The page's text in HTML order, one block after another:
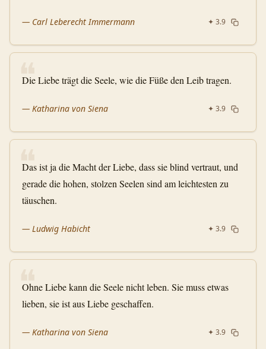
— Carl Leberecht Immermann ✦ 3.9
❝
Die Liebe trägt die Seele, wie die Füße den Leib tragen.
— Katharina von Siena ✦ 3.9
❝
Das ist ja die Macht der Liebe, dass sie blind vertraut, und
gerade die hohen, stolzen Seelen sind am leichtesten zu
täuschen.
— Ludwig Habicht ✦ 3.9
❝
Ohne Liebe kann die Seele nicht leben. Sie muss etwas
lieben, sie ist aus Liebe geschaffen.
— Katharina von Siena ✦ 3.9